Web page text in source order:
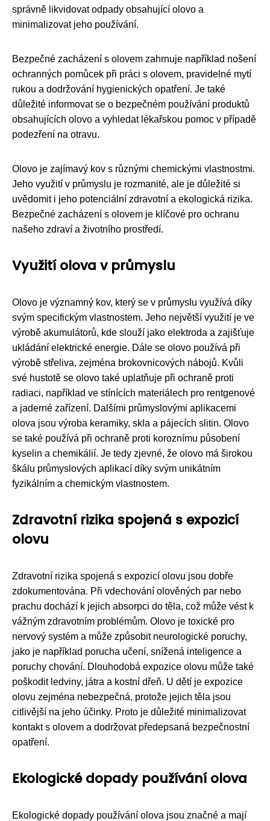
správně likvidovat odpady obsahující olovo a
minimalizovat jeho používání.
Bezpečné zacházení s olovem zahrnuje například nošení
ochranných pomůcek při práci s olovem, pravidelné mytí
rukou a dodržování hygienických opatření. Je také
důležité informovat se o bezpečném používání produktů
obsahujících olovo a vyhledat lékařskou pomoc v případě
podezření na otravu.
Olovo je zajímavý kov s různými chemickými vlastnostmi.
Jeho využití v průmyslu je rozmanité, ale je důležité si
uvědomit i jeho potenciální zdravotní a ekologická rizika.
Bezpečné zacházení s olovem je klíčové pro ochranu
našeho zdraví a životního prostředí.
Využití olova v průmyslu
Olovo je významný kov, který se v průmyslu využívá díky
svým specifickým vlastnostem. Jeho největší využití je ve
výrobě akumulátorů, kde slouží jako elektroda a zajišťuje
ukládání elektrické energie. Dále se olovo používá při
výrobě střeliva, zejména brokovnicových nábojů. Kvůli
své hustotě se olovo také uplatňuje při ochraně proti
radiaci, například ve stínících materiálech pro rentgenové
a jaderné zařízení. Dalšími průmyslovými aplikacemi
olova jsou výroba keramiky, skla a pájecích slitin. Olovo
se také používá při ochraně proti koroznímu působení
kyselin a chemikálií. Je tedy zjevné, že olovo má širokou
škálu průmyslových aplikací díky svým unikátním
fyzikálním a chemickým vlastnostem.
Zdravotní rizika spojená s expozicí
olovu
Zdravotní rizika spojená s expozicí olovu jsou dobře
zdokumentována. Při vdechování olověných par nebo
prachu dochází k jejich absorpci do těla, což může vést k
vážným zdravotním problémům. Olovo je toxické pro
nervový systém a může způsobit neurologické poruchy,
jako je například porucha učení, snížená inteligence a
poruchy chování. Dlouhodobá expozice olovu může také
poškodit ledviny, játra a kostní dřeň. U dětí je expozice
olovu zejména nebezpečná, protože jejich těla jsou
citlivější na jeho účinky. Proto je důležité minimalizovat
kontakt s olovem a dodržovat předepsaná bezpečnostní
opatření.
Ekologické dopady používání olova
Ekologické dopady používání olova jsou značné a mají